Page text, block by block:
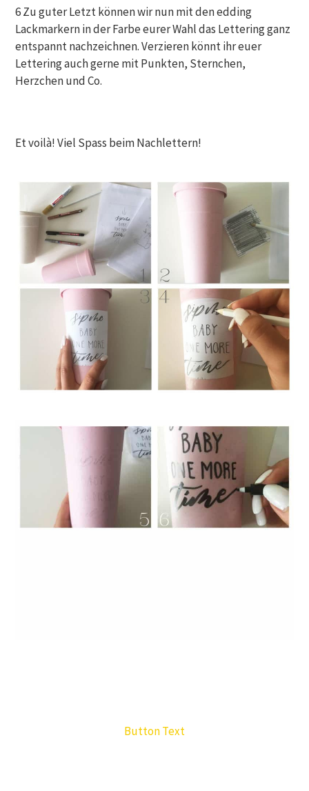
6 Zu guter Letzt können wir nun mit den edding
Lackmarkern in der Farbe eurer Wahl das Lettering ganz
entspannt nachzeichnen. Verzieren könnt ihr euer
Lettering auch gerne mit Punkten, Sternchen,
Herzchen und Co.
Et voilà! Viel Spass beim Nachlettern!
Button Text